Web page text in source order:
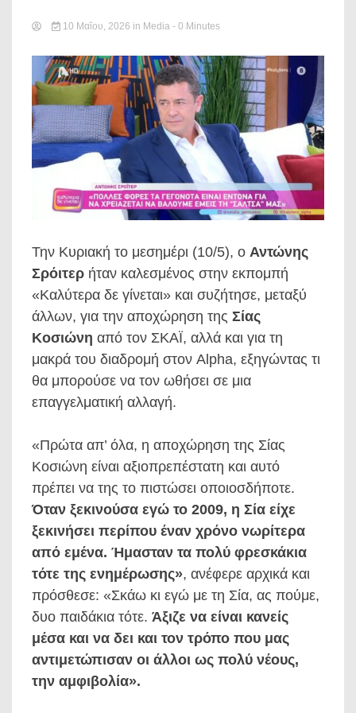
10 Μαΐου, 2026 in Media - 0 Minutes
Την Κυριακή το μεσημέρι (10/5), ο Αντώνης
Σρόιτερ ήταν καλεσμένος στην εκπομπή
«Καλύτερα δε γίνεται» και συζήτησε, μεταξύ
άλλων, για την αποχώρηση της Σίας
Κοσιώνη από τον ΣΚΑΪ, αλλά και για τη
μακρά του διαδρομή στον Alpha, εξηγώντας τι
θα μπορούσε να τον ωθήσει σε μια
επαγγελματική αλλαγή.
«Πρώτα απ’ όλα, η αποχώρηση της Σίας
Κοσιώνη είναι αξιοπρεπέστατη και αυτό
πρέπει να της το πιστώσει οποιοσδήποτε.
Όταν ξεκινούσα εγώ το 2009, η Σία είχε
ξεκινήσει περίπου έναν χρόνο νωρίτερα
από εμένα. Ήμασταν τα πολύ φρεσκάκια
τότε της ενημέρωσης», ανέφερε αρχικά και
πρόσθεσε: «Σκάω κι εγώ με τη Σία, ας πούμε,
δυο παιδάκια τότε. Άξιζε να είναι κανείς
μέσα και να δει και τον τρόπο που μας
αντιμετώπισαν οι άλλοι ως πολύ νέους,
την αμφιβολία».